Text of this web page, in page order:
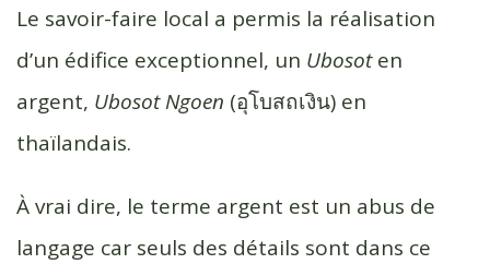
Le savoir-faire local a permis la réalisation
d’un édifice exceptionnel, un Ubosoten
argent, Ubosot Ngoen (อุโบสถเงิน) en
thaïlandais.
À vrai dire, le terme argent est un abus de
langage car seuls des détails sont dans ce